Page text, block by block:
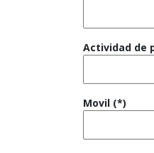
Actividad de
Movil (*)